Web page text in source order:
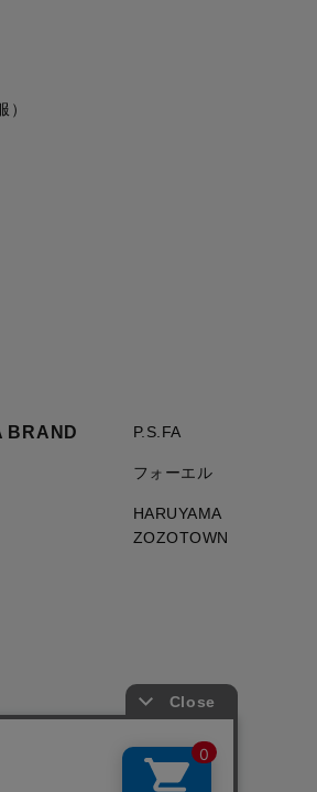
BRAND P.S.FA
フォーエル
HARUYAMA
ZOZOTOWN